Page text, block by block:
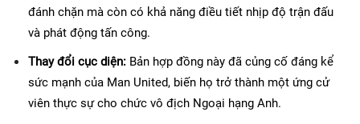
đánh chặn mà còn có khả năng điều tiết nhịp độ trận đấu
và phát động tấn công.
Thay đổi cục diện: Bản hợp đồng này đã củng cố đáng kể
sức mạnh của Man United, biến họ trở thành một ứng cử
viên thực sự cho chức vô địch Ngoại hạng Anh.